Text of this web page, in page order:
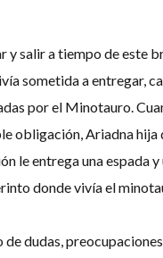
y salir a tiempo de este
sometida a entregar,
por el Minotauro.
obligación, Ariadna
le entrega una espada
donde vivía el
de dudas,